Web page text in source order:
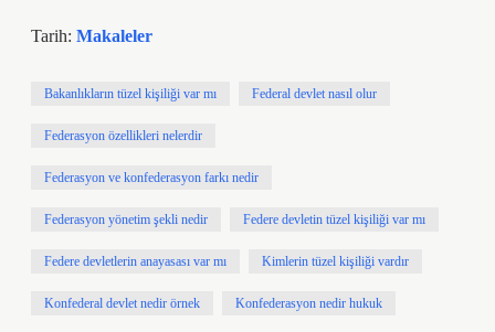
Tarih: Makaleler
Bakanlıkların tüzel kişiliği var mı Federal devlet nasıl olur
Federasyon özellikleri nelerdir
Federasyon ve konfederasyon farkı nedir
Federasyon yönetim şekli nedir Federe devletin tüzel kişiliği var mı
Federe devletlerin anayasası var mı Kimlerin tüzel kişiliği vardır
Konfederal devlet nedir örnek Konfederasyon nedir hukuk